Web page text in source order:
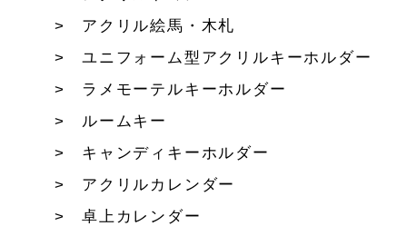
アクリル絵馬・木札
ユニフォーム型アクリルキーホルダー
ラメモーテルキーホルダー
ルームキー
キャンディキーホルダー
アクリルカレンダー
卓上カレンダー